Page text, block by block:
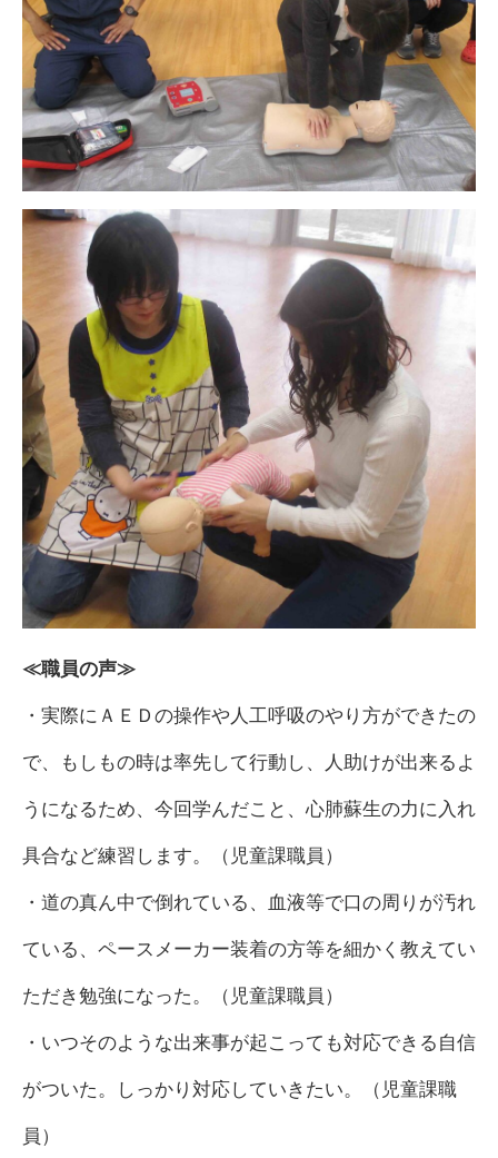
≪職員の声≫
・実際にＡＥＤの操作や人工呼吸のやり方ができたの
で、もしもの時は率先して行動し、人助けが出来るよ
うになるため、今回学んだこと、心肺蘇生の力に入れ
具合など練習します。（児童課職員）
・道の真ん中で倒れている、血液等で口の周りが汚れ
ている、ペースメーカー装着の方等を細かく教えてい
ただき勉強になった。（児童課職員）
・いつそのような出来事が起こっても対応できる自信
がついた。しっかり対応していきたい。（児童課職
員）